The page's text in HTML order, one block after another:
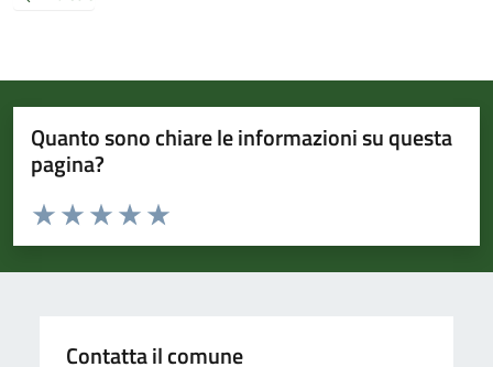
Quanto sono chiare le informazioni su questa
pagina?
Valuta da 1 a 5 stelle la pagina
Valuta 5 stelle su 5
Valuta 4 stelle su 5
Valuta 3 stelle su 5
Valuta 2 stelle su 5
Valuta 1 stelle su 5
Contatta il comune